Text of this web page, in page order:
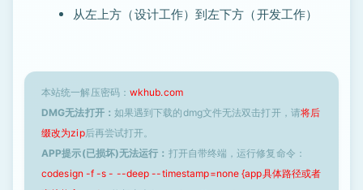
从左上方（设计工作）到左下方（开发工作）
本站统一解压密码： wkhub.com
DMG无法打开： 如果遇到下载的dmg文件无法双击打开，请将后
缀改为zip后再尝试打开。
APP提示(已损坏)无法运行： 打开自带终端，运行修复命令：
codesign -f -s - --deep --timestamp=none {app具体路径或者